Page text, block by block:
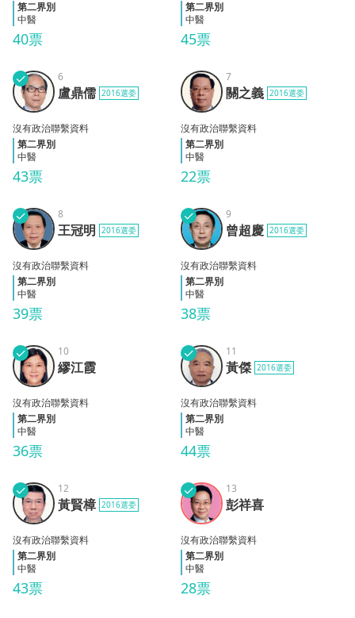
40票
第二界別
中醫
45票
第二界別
中醫
盧鼎
儒
✓
43票
6
盧鼎儒 2016選委
沒有政治聯繫資料
第二界別
中醫
關之
義
22票
7
關之義 2016選委
沒有政治聯繫資料
第二界別
中醫
王冠
明
✓
39票
8
王冠明 2016選委
沒有政治聯繫資料
第二界別
中醫
曾超
慶
✓
38票
9
曾超慶 2016選委
沒有政治聯繫資料
第二界別
中醫
繆江
霞
✓
36票
10
繆江霞
沒有政治聯繫資料
第二界別
中醫
黃傑
✓
44票
11
黃傑 2016選委
沒有政治聯繫資料
第二界別
中醫
黃賢
樟
✓
43票
12
黃賢樟 2016選委
沒有政治聯繫資料
第二界別
中醫
彭祥
喜
✓
28票
13
彭祥喜
沒有政治聯繫資料
第二界別
中醫